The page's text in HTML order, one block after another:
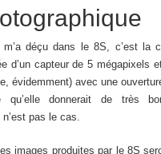
déçu dans le 8S, c’est la
d’un capteur de 5 mégapixels
évidemment) avec une
qu’elle donnerait de très
pas le cas.
images produites par le 8S